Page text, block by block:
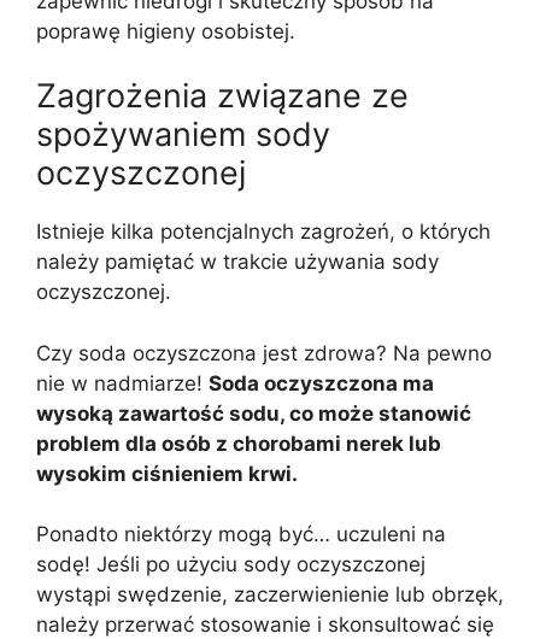
poprawę higieny osobistej.
Zagrożenia związane ze
spożywaniem sody
oczyszczonej
Istnieje kilka potencjalnych zagrożeń, o których
należy pamiętać w trakcie używania sody
oczyszczonej.
Czy soda oczyszczona jest zdrowa? Na pewno
nie w nadmiarze! Soda oczyszczona ma
wysoką zawartość sodu, co może stanowić
problem dla osób z chorobami nerek lub
wysokim ciśnieniem krwi.
Ponadto niektórzy mogą być… uczuleni na
sodę! Jeśli po użyciu sody oczyszczonej
wystąpi swędzenie, zaczerwienienie lub obrzęk,
należy przerwać stosowanie i skonsultować się